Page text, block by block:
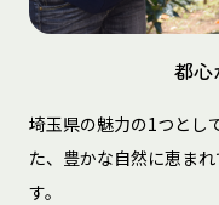
都心
埼玉県の魅力の1つとし
た、豊かな自然に恵ま
す。